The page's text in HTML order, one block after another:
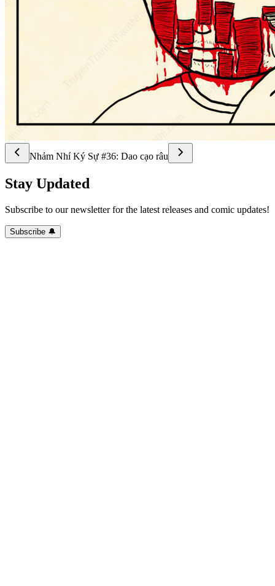
Nhảm Nhí Ký Sự #36: Dao cạo râu
Stay Updated
Subscribe to our newsletter for the latest releases and comic updates!
Subscribe 🔔